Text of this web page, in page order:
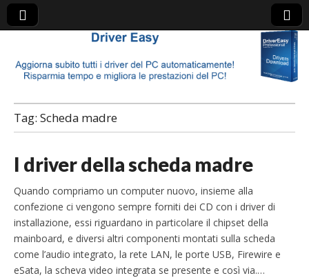
Driver Detective
Tag: Scheda madre
I driver della scheda madre
Quando compriamo un computer nuovo, insieme alla
confezione ci vengono sempre forniti dei CD con i driver di
installazione, essi riguardano in particolare il chipset della
mainboard, e diversi altri componenti montati sulla scheda
come l’audio integrato, la rete LAN, le porte USB, Firewire e
eSata, la scheva video integrata se presente e così via.…